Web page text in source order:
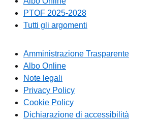
PTOF 2025-2028
Tutti gli argomenti
Amministrazione Trasparente
Albo Online
Note legali
Privacy Policy
Cookie Policy
Dichiarazione di accessibilità